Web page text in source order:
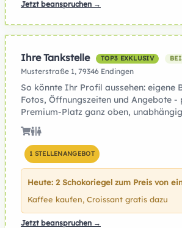
Jetzt beanspruchen →
Ihre Tankstelle TOP3 EXKLUSIV
Musterstraße 1, 79346 Endingen
So könnte Ihr Profil aussehen: eigene
Fotos, Öffnungszeiten und Angebote -
Premium-Platz ganz oben,
1 STELLENANGEBOT
Heute: 2 Schokoriegel zum Preis von
Kaffee kaufen, Croissant gratis dazu
Jetzt beanspruchen →